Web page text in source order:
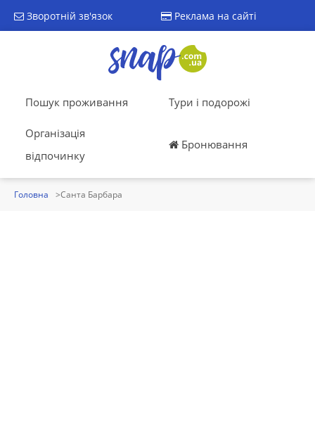
Зворотній зв'язок Реклама на сайті
Пошук проживання Тури і подорожі
Організація
відпочинку
Бронювання
Головна Санта Барбара